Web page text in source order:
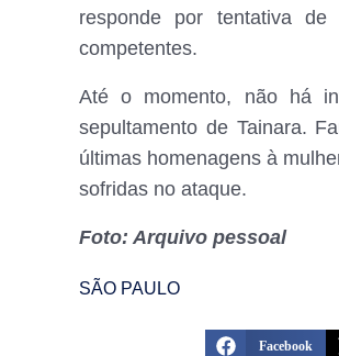
responde por tentativa
competentes.
Até o momento, não há
sepultamento de Tainara.
últimas homenagens à
sofridas no ataque.
Foto: Arquivo pessoal
SÃO PAULO
Facebook